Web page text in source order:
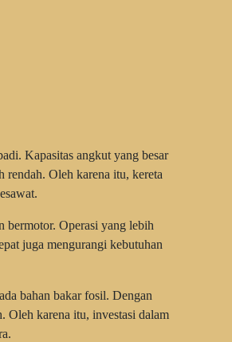
Kapasitas angkut yang besar
rendah. Oleh karena itu, kereta
bermotor. Operasi yang lebih
juga mengurangi kebutuhan
bahan bakar fosil. Dengan
Oleh karena itu, investasi dalam